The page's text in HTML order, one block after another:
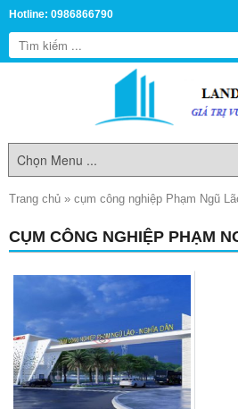
Hotline: 0986866790
Trang chủ » cụm công nghiệp Phạm Ngũ
CỤM CÔNG NGHIỆP PHẠM